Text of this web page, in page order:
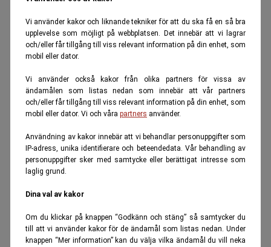
Vi använder kakor och liknande tekniker för att du ska få en så bra
upplevelse som möjligt på webbplatsen. Det innebär att vi lagrar
och/eller får tillgång till viss relevant information på din enhet, som
mobil eller dator.
Vi använder också kakor från olika partners för vissa av
ändamålen som listas nedan som innebär att vår partners
och/eller får tillgång till viss relevant information på din enhet, som
mobil eller dator. Vi och våra partners använder.
Användning av kakor innebär att vi behandlar personuppgifter som
IP-adress, unika identifierare och beteendedata. Vår behandling av
personuppgifter sker med samtycke eller berättigat intresse som
laglig grund.
Dina val av kakor
Om du klickar på knappen “Godkänn och stäng” så samtycker du
till att vi använder kakor för de ändamål som listas nedan. Under
knappen “Mer information” kan du välja vilka ändamål du vill neka